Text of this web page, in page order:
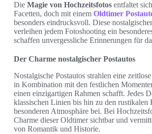
Die Magie von Hochzeitsfotos entfaltet
Facetten, doch mit einem Oldtimer
besonders eindrucksvoll. Diese
verleihen jedem Fotoshooting ein
schaffen unvergessliche Erinnerungen für
Der Charme nostalgischer Postautos
Nostalgische Postautos strahlen eine
in Kombination mit den festlichen
einen einzigartigen Rahmen schafft. Jedes
klassischen Linien bis hin zu den rustikalen
besonderen Atmosphäre bei. Bei
Charme dieser Oldtimer sichtbar und
von Romantik und Historie.